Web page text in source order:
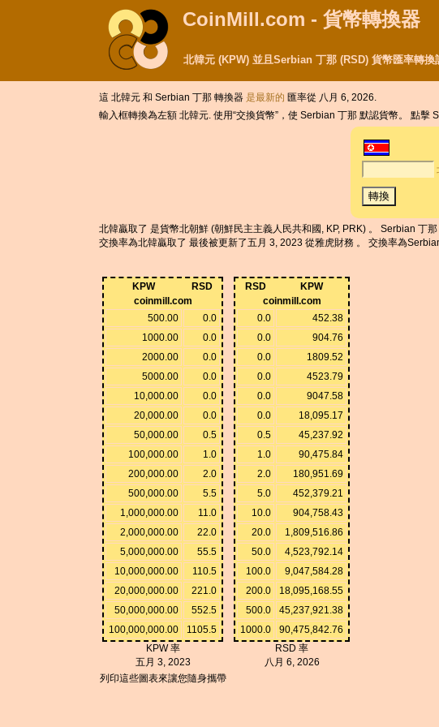
CoinMill.com - 貨幣轉換器
北韓元 (KPW) 並且Serbian 丁那 (RSD) 貨幣匯率轉換
這 北韓元 和 Serbian 丁那 轉換器 是最新的 匯率從 八月 6, 2026.
輸入框轉換為左額 北韓元. 使用“交換貨幣”，使 Serbian 丁那 默認貨幣。 點擊
北韓贏取了 是貨幣北朝鮮 (朝鮮民主主義人民共和國, KP, PRK) 。 Serbian 丁
交換率為北韓贏取了 最後被更新了五月 3, 2023 從雅虎財務 。 交換率為
KPW
RSD
coinmill.com
500.00
0.0
1000.00
0.0
2000.00
0.0
5000.00
0.0
10,000.00
0.0
20,000.00
0.0
50,000.00
0.5
100,000.00
1.0
200,000.00
2.0
500,000.00
5.5
1,000,000.00
11.0
2,000,000.00
22.0
5,000,000.00
55.5
10,000,000.00
110.5
20,000,000.00
221.0
50,000,000.00
552.5
100,000,000.00
1105.5
KPW 率
五月 3, 2023
RSD
KPW
coinmill.com
0.0
452.38
0.0
904.76
0.0
1809.52
0.0
4523.79
0.0
9047.58
0.0
18,095.17
0.5
45,237.92
1.0
90,475.84
2.0
180,951.69
5.0
452,379.21
10.0
904,758.43
20.0
1,809,516.86
50.0
4,523,792.14
100.0
9,047,584.28
200.0
18,095,168.55
500.0
45,237,921.38
1000.0
90,475,842.76
RSD 率
八月 6, 2026
列印這些圖表來讓您隨身攜帶